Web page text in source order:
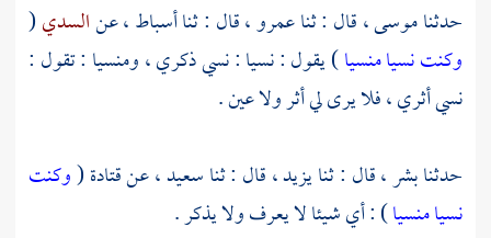
حدثناموسى، قال : ثناعمرو ،قال : ثناأسباط ،عنالسدي(
وكنت نسيا منسيا) يقول : نسيا : نسي ذكري ، ومنسيا : تقول :
نسي أثري ، فلا يرى لي أثر ولا عين .
حدثنابشر ،قال : ثنايزيد ،قال : ثناسعيد ،عنقتادة(وكنت
نسيا منسيا) : أي شيئا لا يعرف ولا يذكر .